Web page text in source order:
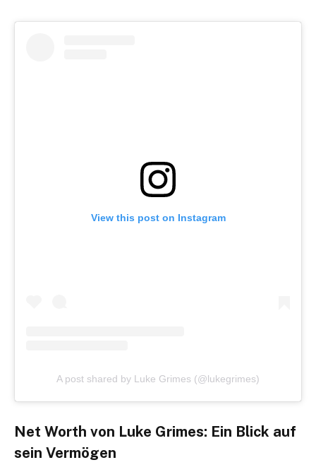
View this post on Instagram
A post shared by Luke Grimes (@lukegrimes)
Net Worth von Luke Grimes: Ein Blick auf
sein Vermögen